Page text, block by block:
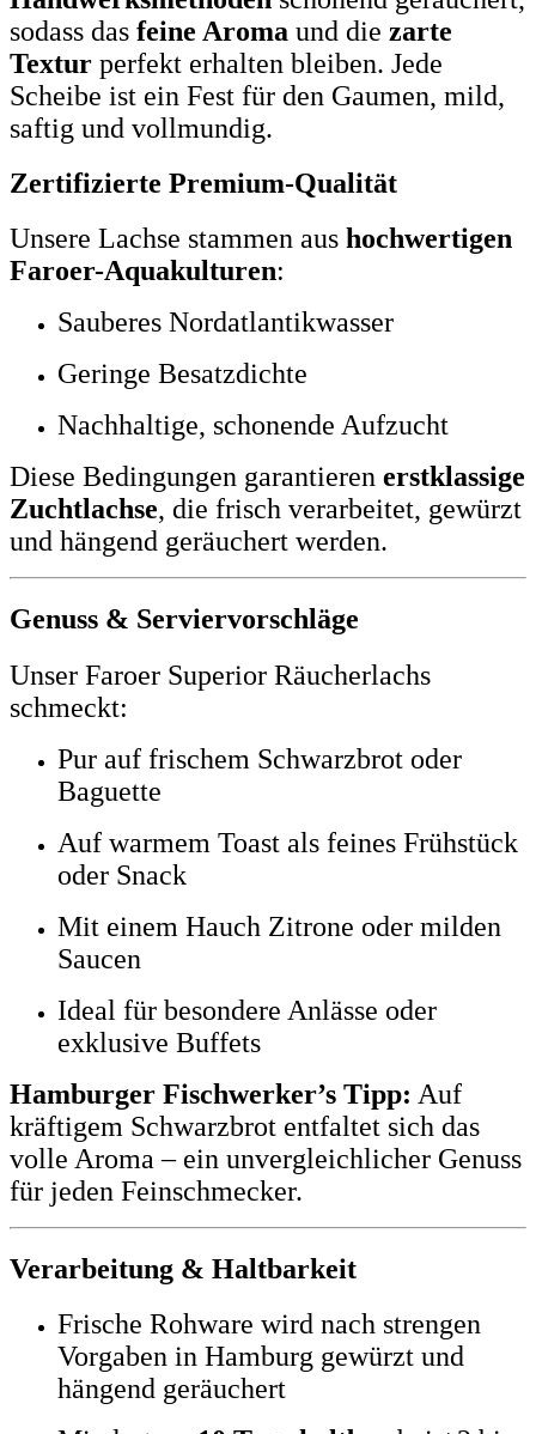
sodass das feine Aroma und die zarte
Textur perfekt erhalten bleiben. Jede
Scheibe ist ein Fest für den Gaumen, mild,
saftig und vollmundig.
Zertifizierte Premium-Qualität
Unsere Lachse stammen aus hochwertigen
Faroer-Aquakulturen:
Sauberes Nordatlantikwasser
Geringe Besatzdichte
Nachhaltige, schonende Aufzucht
Diese Bedingungen garantieren erstklassige
Zuchtlachse, die frisch verarbeitet, gewürzt
und hängend geräuchert werden.
Genuss & Serviervorschläge
Unser Faroer Superior Räucherlachs
schmeckt:
Pur auf frischem Schwarzbrot oder
Baguette
Auf warmem Toast als feines Frühstück
oder Snack
Mit einem Hauch Zitrone oder milden
Saucen
Ideal für besondere Anlässe oder
exklusive Buffets
Hamburger Fischwerker’s Tipp: Auf
kräftigem Schwarzbrot entfaltet sich das
volle Aroma – ein unvergleichlicher Genuss
für jeden Feinschmecker.
Verarbeitung & Haltbarkeit
Frische Rohware wird nach strengen
Vorgaben in Hamburg gewürzt und
hängend geräuchert